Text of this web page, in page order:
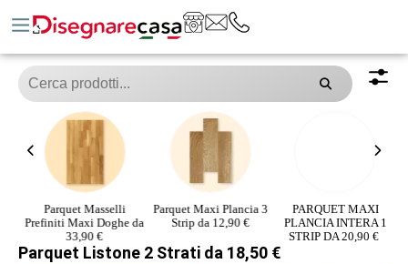
Parquet Masselli
Prefiniti Maxi Doghe da
33,90 €
Parquet Maxi Plancia 3
Strip da 12,90 €
PARQUET MAXI
PLANCIA INTERA 1
STRIP DA 20,90 € ​
Parquet Listone 2 Strati da 18,50 €